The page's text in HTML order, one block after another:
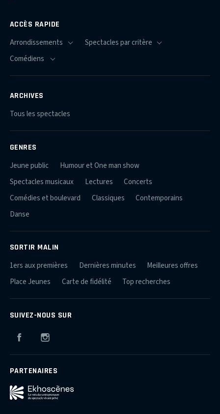
ACCÈS RAPIDE
ARCHIVES
Tous les spectacles
GENRES
Jeune public
Humour et One man show
Spectacles musicaux
Lectures
Concerts
Comédies et boulevard
Classiques
Contemporains
Danse
SORTIR MALIN
1ers aux premières Dernières minutes
Meilleures offres
Place Jeunes
Carte de fidélité Top recherches
SUIVEZ-NOUS SUR
Facebook
PARTENAIRES